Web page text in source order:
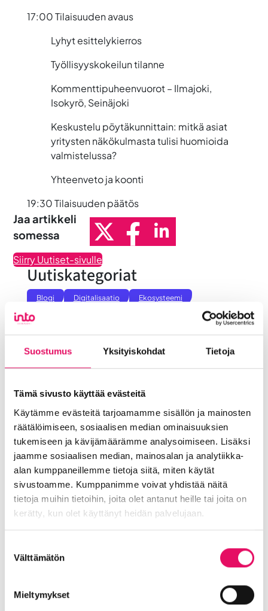
Suostumus Yksityiskohdat Tietoja
Tämä sivusto käyttää evästeitä
Käytämme evästeitä tarjoamamme sisällön ja mainosten
räätälöimiseen, sosiaalisen median ominaisuuksien
tukemiseen ja kävijämäärämme analysoimiseen. Lisäksi
jaamme sosiaalisen median, mainosalan ja analytiikka-
alan kumppaneillemme tietoja siitä, miten käytät
sivustoamme. Kumppanimme voivat yhdistää näitä
tietoja muihin tietoihin, joita olet antanut heille tai joita on
kerätty, kun olet käyttänyt heidän palvelujaan.
valinta
Välttämätön
Mieltymykset
17:00 Tilaisuuden avaus
Lyhyt esittelykierros
Työllisyyskokeilun tilanne
Kommenttipuheenvuorot – Ilmajoki,
Isokyrö, Seinäjoki
Keskustelu pöytäkunnittain: mitkä asiat
yritysten näkökulmasta tulisi huomioida
valmistelussa?
Yhteenveto ja koonti
19:30 Tilaisuuden päätös
Jaa artikkeli
somessa
Siirry Uutiset-sivulle
Uutiskategoriat
Blogi Digitalisaatio
Ekosysteemi
Liikeidea ja yrityksen perustaminen
Liiketoiminnan valmennukset
Sijoittuminen Seinäjoelle
Startup-yrittäjyys
Yrittäjätarinat
Yrityskaupat
Yritysneuvonta
Yritysrahoitus
Yritysuutiset
Uusimmat uutiset
Maailma löysi Seinäjoen
Uutiset
Lue koko artikkeli:
Britannnian suurin investointi
Uutiset